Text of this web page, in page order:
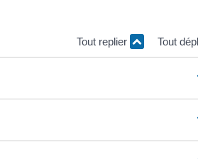
Tout replier Tout